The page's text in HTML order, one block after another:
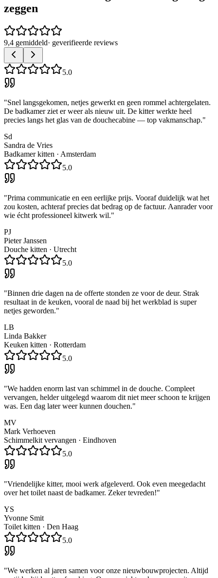
zeggen
9,4 gemiddeld· geverifieerde reviews
5.0
"Snel langsgekomen, netjes gewerkt en geen rommel achtergelaten.
De badkamer ziet er weer als nieuw uit. De kitter werkte heel
precies langs het glas van de douchecabine — top vakmanschap."
Sd
Sandra de Vries
Badkamer kitten · Amsterdam
5.0
"Prima communicatie en een eerlijke prijs. Vooraf duidelijk wat het
zou kosten, achteraf precies dat bedrag op de factuur. Aanrader voor
wie écht professioneel kitwerk wil."
PJ
Pieter Janssen
Douche kitten · Utrecht
5.0
"Binnen drie dagen na de offerte stonden ze voor de deur. Strak
resultaat in de keuken, vooral de naad bij het werkblad is super
netjes geworden."
LB
Linda Bakker
Keuken kitten · Rotterdam
5.0
"We hadden enorm last van schimmel in de douche. Compleet
vervangen, helder uitgelegd waarom dit niet meer schoon te krijgen
was. Een dag later weer kunnen douchen."
MV
Mark Verhoeven
Schimmelkit vervangen · Eindhoven
5.0
"Vriendelijke kitter, mooi werk afgeleverd. Ook even meegedacht
over het toilet naast de badkamer. Zeker tevreden!"
YS
Yvonne Smit
Toilet kitten · Den Haag
5.0
"We werken al jaren samen voor onze nieuwbouwprojecten. Altijd